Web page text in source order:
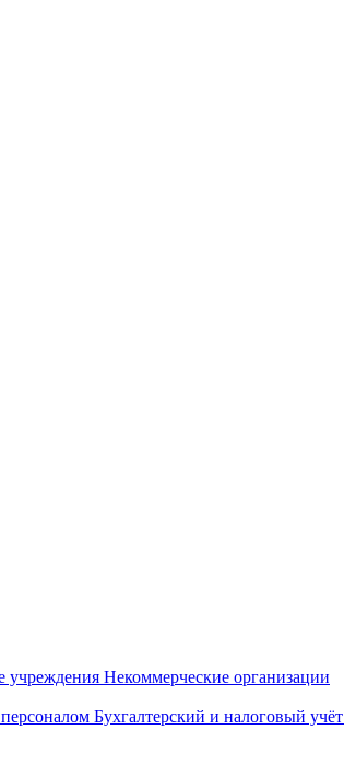
учреждения Некоммерческие организации
Бухгалтерский и налоговый учёт